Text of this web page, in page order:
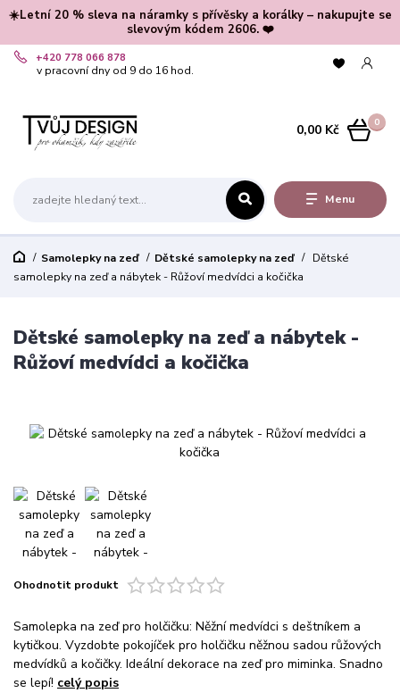
☀️Letní 20 % sleva na náramky s přívěsky a korálky – nakupujte se
slevovým kódem 2606. ❤️
Menu
+420 778 066 878
v pracovní dny od 9 do 16 hod.
0
0,00 Kč
Samolepky na zeď Dětské samolepky na zeď
Dětské
samolepky na zeď a nábytek - Růžoví medvídci a kočička
Dětské samolepky na zeď a nábytek -
Růžoví medvídci a kočička
Ohodnotit produkt
Samolepka na zeď pro holčičku: Něžní medvídci s deštníkem a
kytičkou. Vyzdobte pokojíček pro holčičku něžnou sadou růžových
medvídků a kočičky. Ideální dekorace na zeď pro miminka. Snadno
se lepí! celý popis